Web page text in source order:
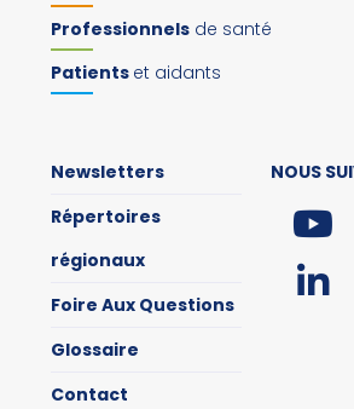
Professionnels de santé
Patients et aidants
Newsletters
Répertoires
régionaux
Foire Aux Questions
Glossaire
Contact
NOUS